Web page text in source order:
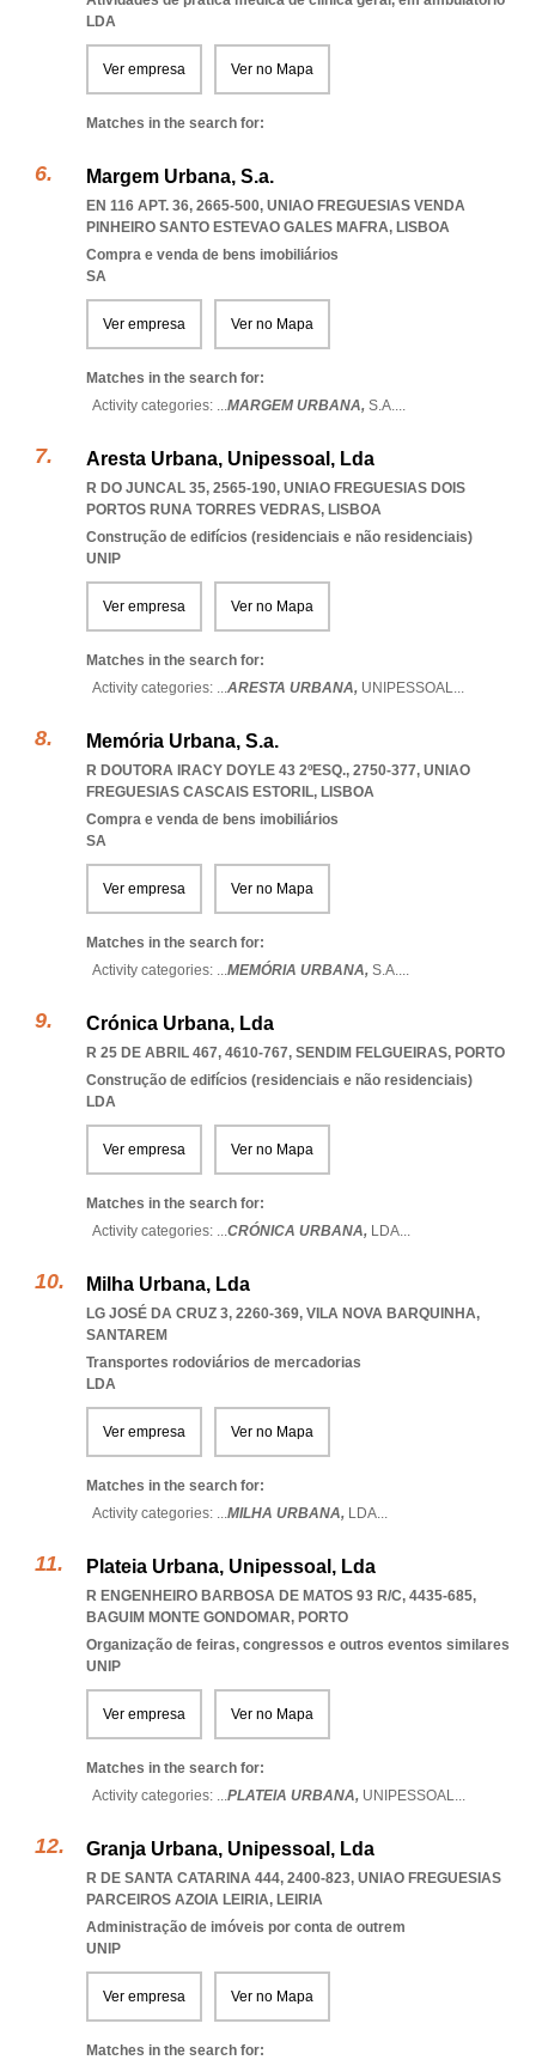
LDA
Ver empresa Ver no Mapa
Matches in the search for:
Margem Urbana, S.a.
EN 116 APT. 36, 2665-500, UNIAO FREGUESIAS VENDA
PINHEIRO SANTO ESTEVAO GALES MAFRA, LISBOA
Compra e venda de bens imobiliários
SA
Ver empresa Ver no Mapa
Matches in the search for:
Activity categories: ...MARGEM URBANA, S.A....
Aresta Urbana, Unipessoal, Lda
R DO JUNCAL 35, 2565-190, UNIAO FREGUESIAS DOIS
PORTOS RUNA TORRES VEDRAS, LISBOA
Construção de edifícios (residenciais e não residenciais)
UNIP
Ver empresa Ver no Mapa
Matches in the search for:
Activity categories: ...ARESTA URBANA, UNIPESSOAL...
Memória Urbana, S.a.
R DOUTORA IRACY DOYLE 43 2ºESQ., 2750-377, UNIAO
FREGUESIAS CASCAIS ESTORIL, LISBOA
Compra e venda de bens imobiliários
SA
Ver empresa Ver no Mapa
Matches in the search for:
Activity categories: ...MEMÓRIA URBANA, S.A....
Crónica Urbana, Lda
R 25 DE ABRIL 467, 4610-767, SENDIM FELGUEIRAS, PORTO
Construção de edifícios (residenciais e não residenciais)
LDA
Ver empresa Ver no Mapa
Matches in the search for:
Activity categories: ...CRÓNICA URBANA, LDA...
Milha Urbana, Lda
LG JOSÉ DA CRUZ 3, 2260-369, VILA NOVA BARQUINHA,
SANTAREM
Transportes rodoviários de mercadorias
LDA
Ver empresa Ver no Mapa
Matches in the search for:
Activity categories: ...MILHA URBANA, LDA...
Plateia Urbana, Unipessoal, Lda
R ENGENHEIRO BARBOSA DE MATOS 93 R/C, 4435-685,
BAGUIM MONTE GONDOMAR, PORTO
Organização de feiras, congressos e outros eventos similares
UNIP
Ver empresa Ver no Mapa
Matches in the search for:
Activity categories: ...PLATEIA URBANA, UNIPESSOAL...
Granja Urbana, Unipessoal, Lda
R DE SANTA CATARINA 444, 2400-823, UNIAO FREGUESIAS
PARCEIROS AZOIA LEIRIA, LEIRIA
Administração de imóveis por conta de outrem
UNIP
Ver empresa Ver no Mapa
Matches in the search for: